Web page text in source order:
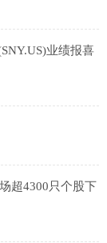
业绩报喜
超4300只个股下